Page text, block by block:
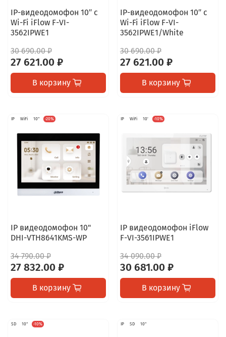
IP-видеодомофон 10″ с
Wi-Fi iFlow F-VI-
3562IPWE1
30 690.00 ₽
27 621.00 ₽
В корзину
IP-видеодомофон 10″ с
Wi-Fi iFlow F-VI-
3562IPWE1/White
30 690.00 ₽
27 621.00 ₽
В корзину
IP WiFi 10" -20%
IP видеодомофон 10"
DHI-VTH8641KMS-WP
34 790.00 ₽
27 832.00 ₽
В корзину
IP WiFi 10' -10%
IP видеодомофон iFlow
F-VI-3561IPWE1
34 090.00 ₽
30 681.00 ₽
В корзину
SD 10" -10% IP SD 10"